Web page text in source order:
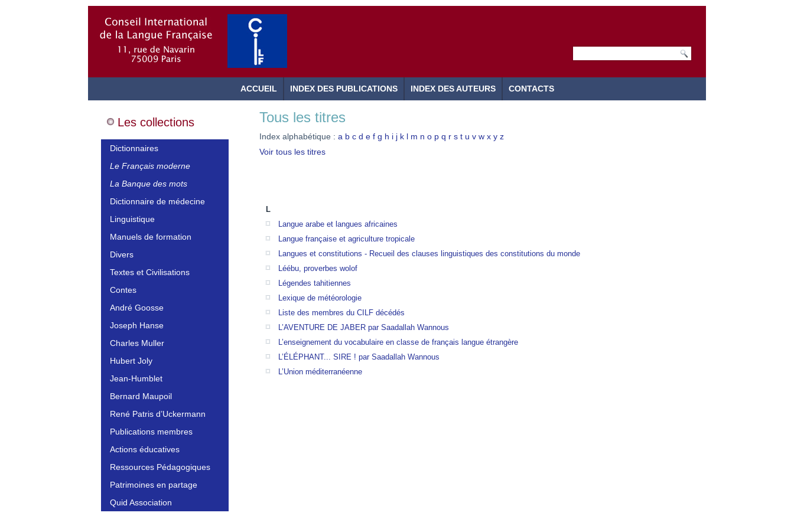
ACCUEIL INDEX DES PUBLICATIONS INDEX DES AUTEURS CONTACTS
Les collections
Dictionnaires
Le Français moderne
La Banque des mots
Dictionnaire de médecine
Linguistique
Manuels de formation
Divers
Textes et Civilisations
Contes
André Goosse
Joseph Hanse
Charles Muller
Hubert Joly
Jean-Humblet
Bernard Maupoil
René Patris d’Uckermann
Publications membres
Actions éducatives
Ressources Pédagogiques
Patrimoines en partage
Quid Association
Tous les titres
Index alphabétique : a b c d e f g h i j k l m n o p q r s t u v w x y z
Voir tous les titres
L
Langue arabe et langues africaines
Langue française et agriculture tropicale
Langues et constitutions - Recueil des clauses linguistiques des constitutions du monde
Léébu, proverbes wolof
Légendes tahitiennes
Lexique de météorologie
Liste des membres du CILF décédés
L’AVENTURE DE JABER par Saadallah Wannous
L’enseignement du vocabulaire en classe de français langue étrangère
L’ÉLÉPHANT... SIRE ! par Saadallah Wannous
L’Union méditerranéenne